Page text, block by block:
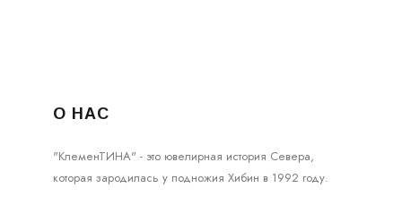
О НАС
"КлеменТИНА" - это ювелирная история Севера,
которая зародилась у подножия Хибин в 1992 году.